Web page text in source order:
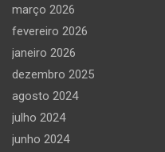
março 2026
fevereiro 2026
janeiro 2026
dezembro 2025
agosto 2024
julho 2024
junho 2024